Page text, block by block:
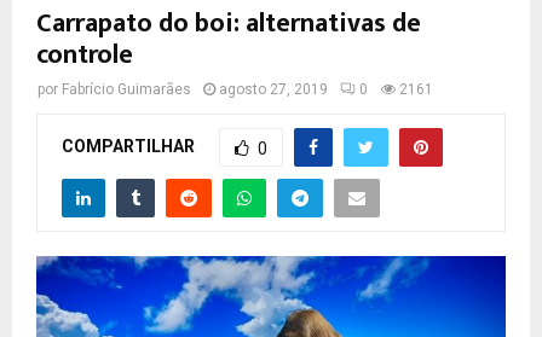
Carrapato do boi: alternativas de
controle
por Fabrício Guimarães agosto 27, 2019 0 2161
COMPARTILHAR 0